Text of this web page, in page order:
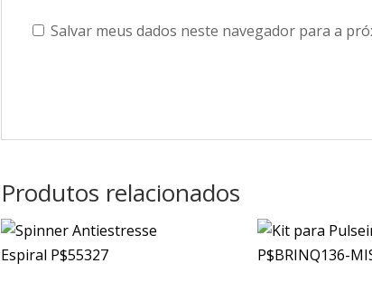
Salvar meus dados neste navegador para a
Produtos relacionados